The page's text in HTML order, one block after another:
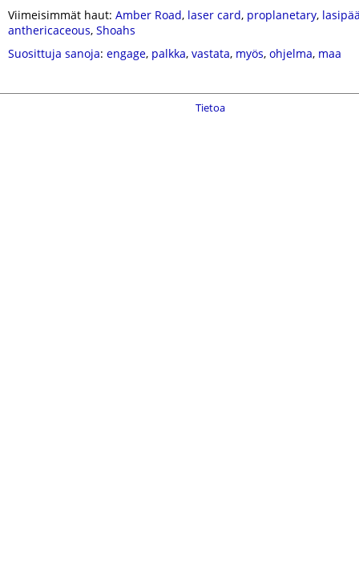
Viimeisimmät haut: Amber Road, laser card, proplanetary,
anthericaceous, Shoahs
Suosittuja sanoja: engage, palkka, vastata, myös, ohjelma, maa
Tietoa